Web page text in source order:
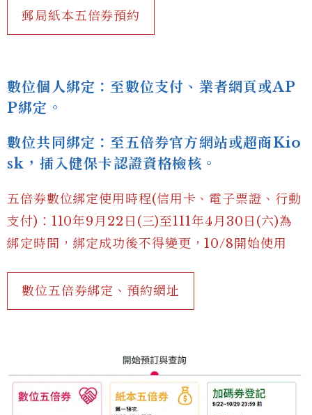
郵局紙本五倍券預約
數位個人綁定：至數位支付、業者網頁或AP
P綁定。
數位共同綁定：至五倍券官方網站或超商Kio
sk，插入健保卡認證資格檢核。
五倍券數位綁定使用時程(信用卡、電子票證、行動
支付)：110年9月22日(三)至111年4月30日(六)為
綁定時間，綁定成功後不得變更，10/8開始使用
數位五倍券綁定、預約網址